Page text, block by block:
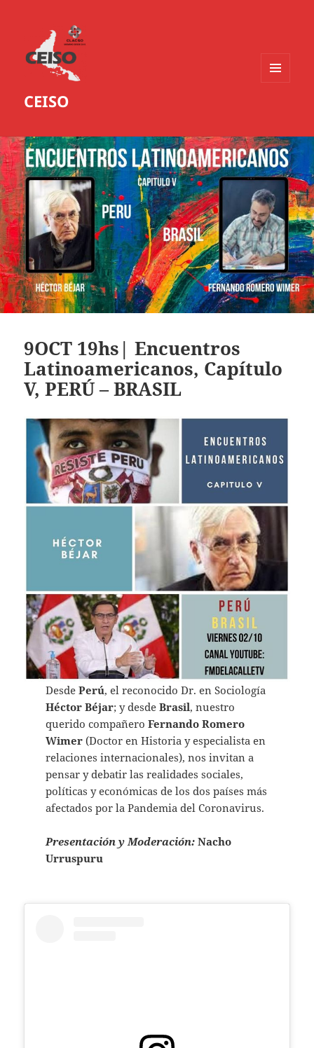
CEISO
9OCT 19hs| Encuentros
Latinoamericanos, Capítulo
V, PERÚ – BRASIL
Desde Perú, el reconocido Dr. en Sociología
Héctor Béjar; y desde Brasil, nuestro
querido compañero Fernando Romero
Wimer(Doctor en Historia y especialista en
relaciones internacionales), nos invitan a
pensar y debatir las realidades sociales,
políticas y económicas de los dos países más
afectados por la Pandemia del Coronavirus.
Presentación y Moderación: Nacho
Urruspuru